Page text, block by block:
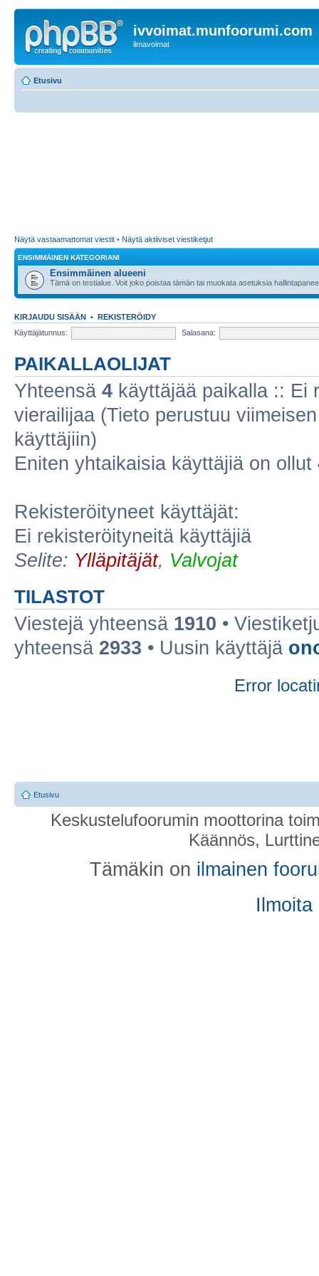
ivvoimat.munfoorumi.com
ilmavoimat
Etusivu
Näytä vastaamattomat viestit • Näytä aktiiviset viestiketjut
ENSIMMÄINEN KATEGORIANI
Ensimmäinen alueeni
Tämä on testialue. Voit joko poistaa tämän tai muokata asetuksia
KIRJAUDU SISÄÄN • REKISTERÖIDY
Käyttäjätunnus:
Salasana:
PAIKALLAOLIJAT
Yhteensä 4 käyttäjää paikalla :: Ei
vierailijaa (Tieto perustuu
käyttäjiin)
Eniten yhtaikaisia käyttäjiä on ollut
Rekisteröityneet käyttäjät:
Ei rekisteröityneitä käyttäjiä
Selite: Ylläpitäjät, Valvojat
TILASTOT
Viestejä yhteensä 1910 •
yhteensä 2933 • Uusin käyttäjä
Error
Etusivu
Keskustelufoorumin moottorina
Käännös,
Tämäkin on ilmainen